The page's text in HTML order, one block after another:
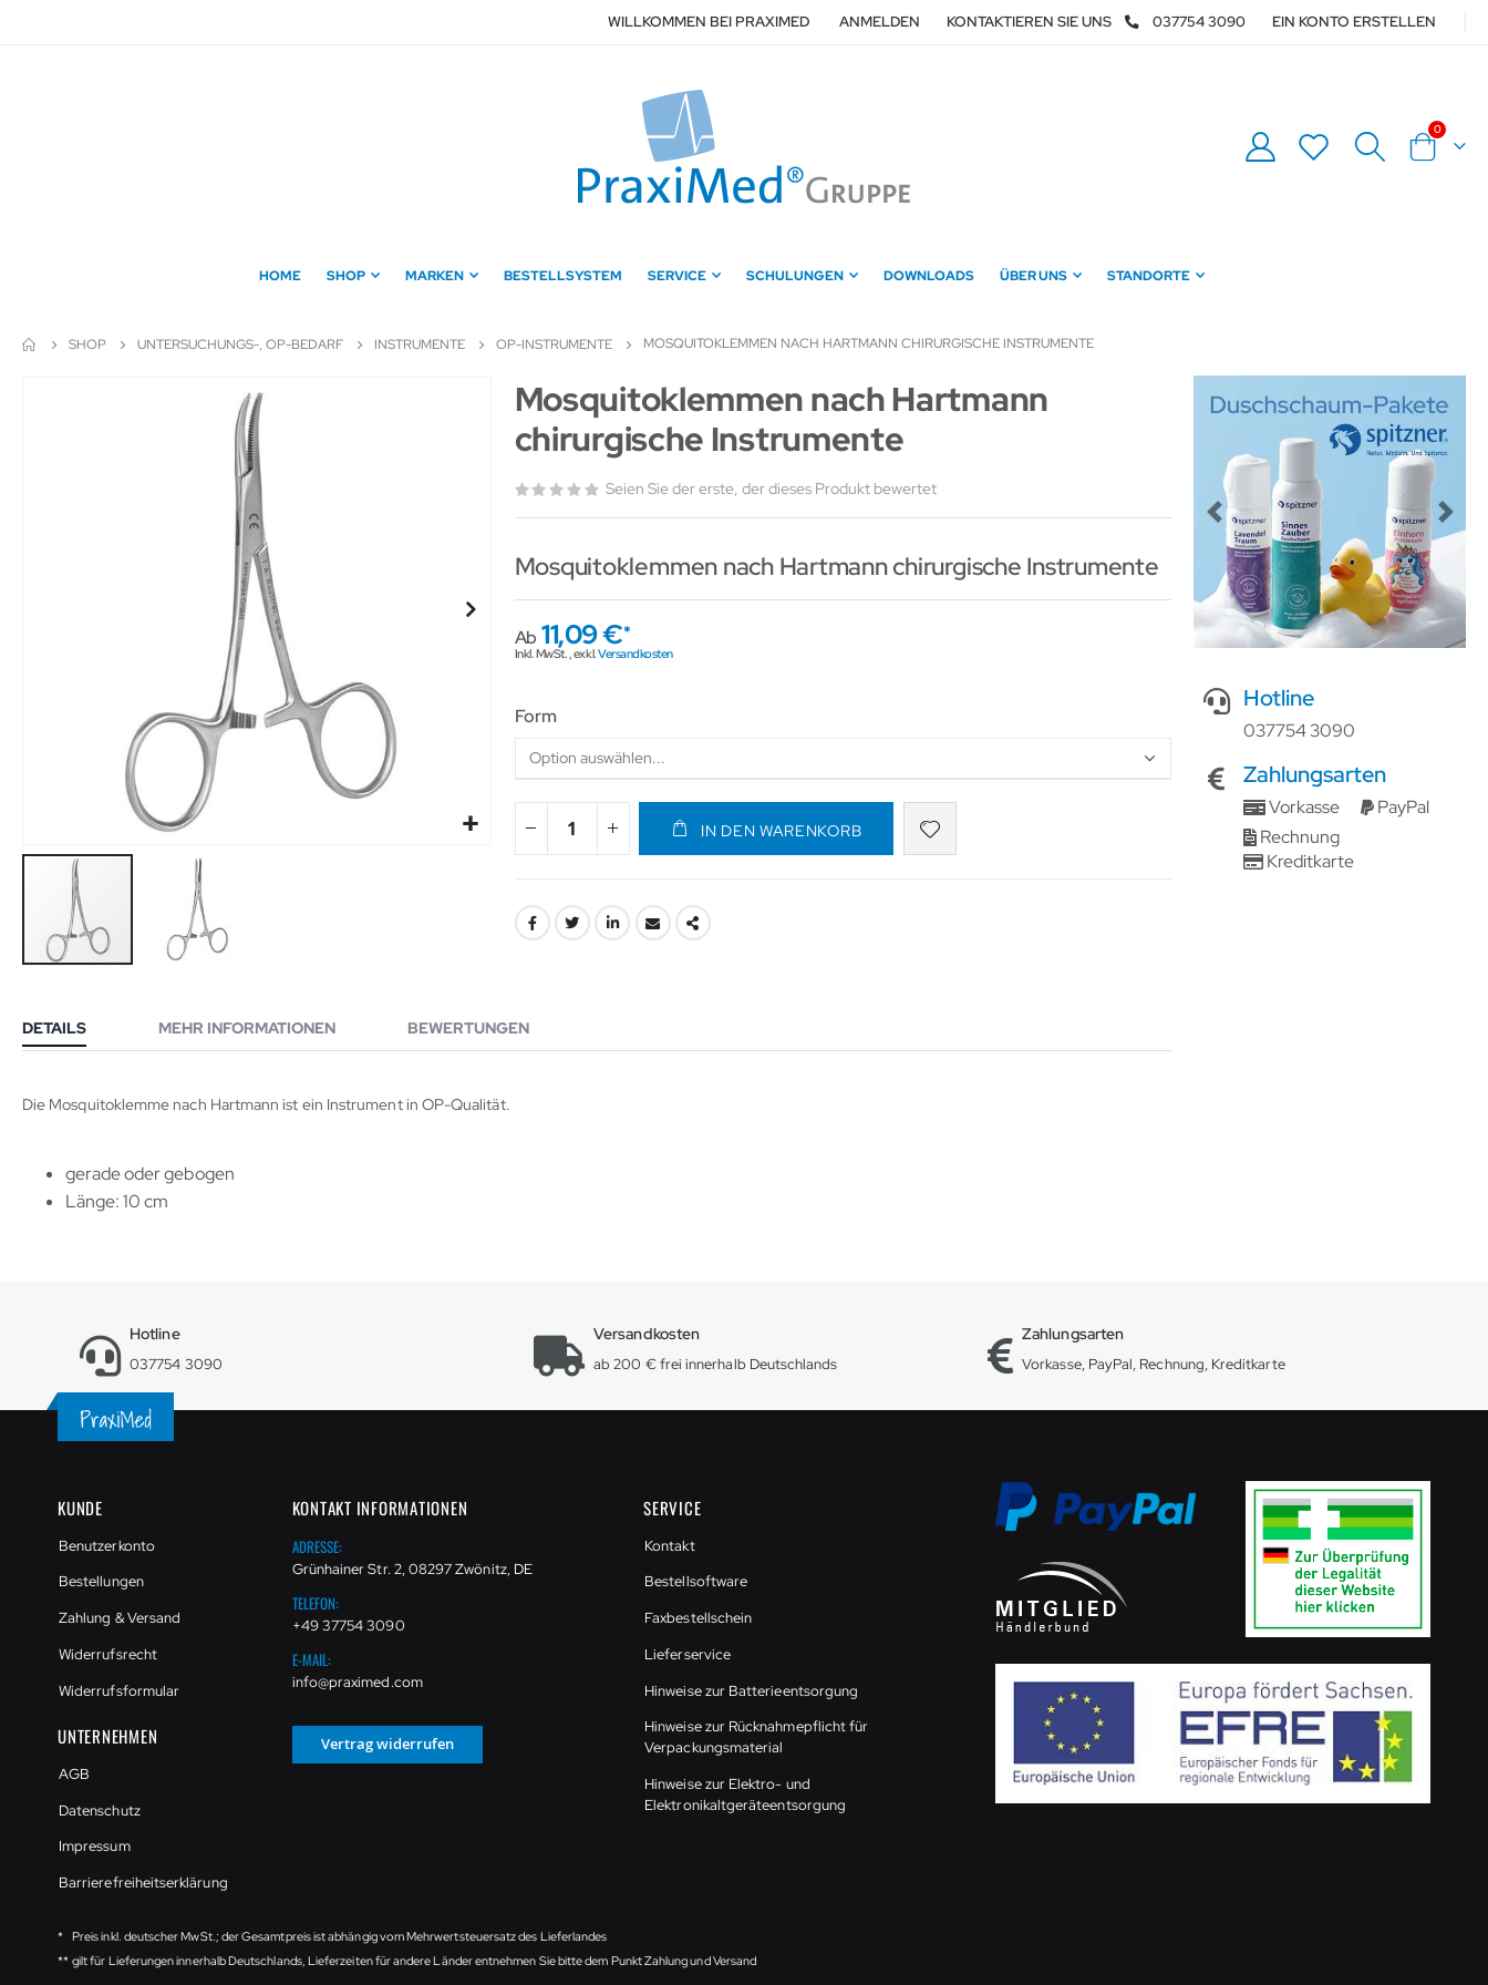
zum
WILLKOMMEN BEI PRAXIMED ANMELDEN KONTAKTIEREN SIE UNS 037754 3090 EIN KONTO ERSTELLEN
Warenkorb
0Artikel
HOME SHOP MARKEN BESTELLSYSTEM SERVICE SCHULUNGEN DOWNLOADS ÜBER UNS STANDORTE
SHOP UNTERSUCHUNGS-, OP-BEDARF INSTRUMENTE OP-INSTRUMENTE MOSQUITOKLEMMEN NACH HARTMANN CHIRURGISCHE INSTRUMENTE
Zum
Anfang
der
Bildergalerie
springen
Mosquitoklemmen nach Hartmann
chirurgische Instrumente
Seien Sie der erste, der dieses Produkt bewertet
Mosquitoklemmen nach Hartmann chirurgische Instrumente
Ab 11,09 €
Inkl. MwSt.,exkl.Versandkosten
Form
IN DEN WARENKORB
DETAILS
Die Mosquitoklemme nach Hartmann ist ein Instrument in OP-Qualität.
gerade oder gebogen
Länge: 10 cm
MEHR INFORMATIONEN BEWERTUNGEN
Previous Next
Hotline
037754 3090
Zahlungsarten
Vorkasse
PayPal
Rechnung
Kreditkarte
Hotline
037754 3090
Versandkosten
ab 200 € frei innerhalb Deutschlands
Zahlungsarten
Vorkasse, PayPal, Rechnung, Kreditkarte
KUNDE
Benutzerkonto
Bestellungen
Zahlung & Versand
Widerrufsrecht
Widerrufsformular
UNTERNEHMEN
AGB
Datenschutz
Impressum
Barrierefreiheitserklärung
KONTAKT INFORMATIONEN
ADRESSE:
Grünhainer Str. 2, 08297 Zwönitz, DE
TELEFON:
+49 37754 3090
E-MAIL:
info@praximed.com
Vertrag widerrufen
SERVICE
Kontakt
Bestellsoftware
Faxbestellschein
Lieferservice
Hinweise zur Batterieentsorgung
Hinweise zur Rücknahmepflicht für
Verpackungsmaterial
Hinweise zur Elektro- und
Elektronikaltgeräteentsorgung
* Preis inkl. deutscher MwSt.; der Gesamtpreis ist abhängig vom Mehrwertsteuersatz des Lieferlandes
** gilt für Lieferungen innerhalb Deutschlands, Lieferzeiten für andere Länder entnehmen Sie bitte dem Punkt Zahlung und Versand